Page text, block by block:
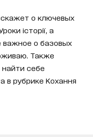
о ключевых
історії, а
важное о базовых
Также
себе
в рубрике Кохання